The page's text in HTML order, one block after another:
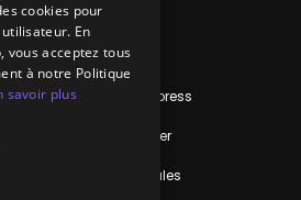
Liens utiles
Recherche Express
Nous contacter
Mentions légales
cookies pour
En
vous acceptez tous
à notre Politique
savoir plus